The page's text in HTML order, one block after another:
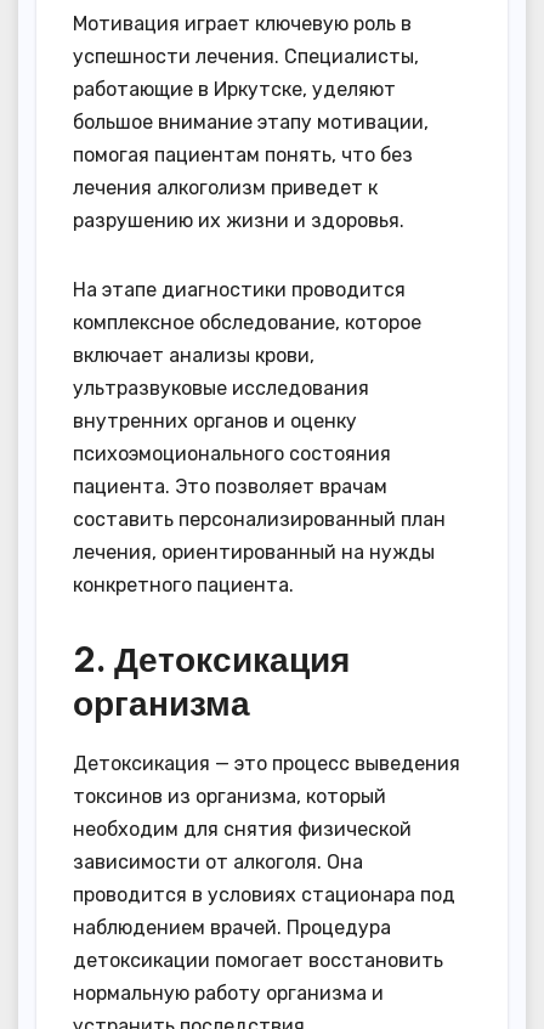
Мотивация играет ключевую роль в
успешности лечения. Специалисты,
работающие в Иркутске, уделяют
большое внимание этапу мотивации,
помогая пациентам понять, что без
лечения алкоголизм приведет к
разрушению их жизни и здоровья.
На этапе диагностики проводится
комплексное обследование, которое
включает анализы крови,
ультразвуковые исследования
внутренних органов и оценку
психоэмоционального состояния
пациента. Это позволяет врачам
составить персонализированный план
лечения, ориентированный на нужды
конкретного пациента.
2. Детоксикация
организма
Детоксикация — это процесс выведения
токсинов из организма, который
необходим для снятия физической
зависимости от алкоголя. Она
проводится в условиях стационара под
наблюдением врачей. Процедура
детоксикации помогает восстановить
нормальную работу организма и